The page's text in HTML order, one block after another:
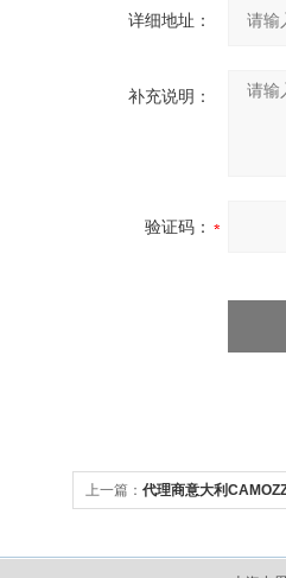
详细地址：
补充说明：
验证码：
上一篇： 代理商意大利